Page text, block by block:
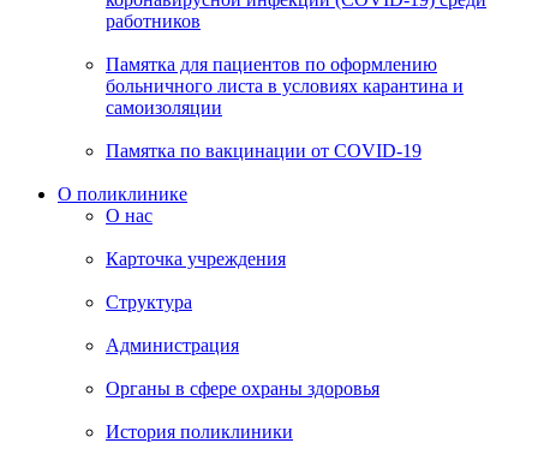
работников
Памятка для пациентов по оформлению
больничного листа в условиях карантина и
самоизоляции
Памятка по вакцинации от COVID-19
О поликлинике
О нас
Карточка учреждения
Структура
Администрация
Органы в сфере охраны здоровья
История поликлиники